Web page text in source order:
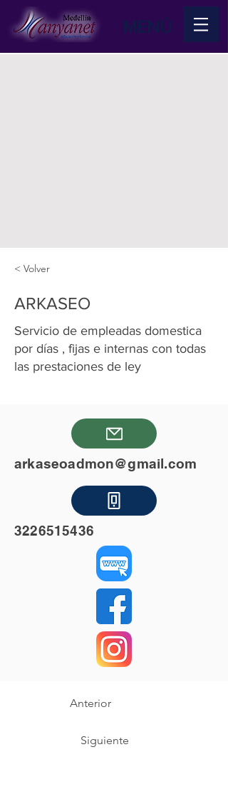
MENÚ
< Volver
ARKASEO
Servicio de empleadas domestica
por días , fijas e internas con todas
las prestaciones de ley
arkaseoadmon@gmail.com
3226515436
Anterior
Siguiente